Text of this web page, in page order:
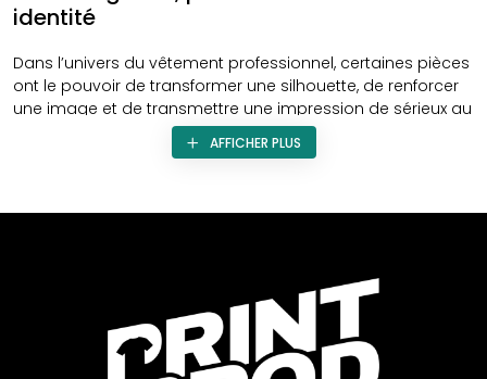
identité
Dans l’univers du vêtement professionnel, certaines pièces
ont le pouvoir de transformer une silhouette, de renforcer
une image et de transmettre une impression de sérieux au
premier regard. C’est le cas de lachemise de costume
souvent reléguée au second plan derrière la veste et le
allient confort, esthétisme et qualité textile. Pensée pour les
entreprises comme pour les particuliers exigeants, cette
chemise devient un support stratégique, à la fois outil de
communication et garant d’une allure soignée.
AFFICHER PLUS